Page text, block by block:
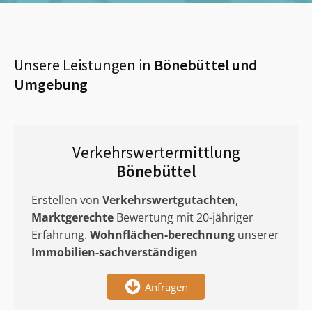
Unsere Leistungen in Bönebüttelund
Umgebung
Verkehrswertermittlung
Bönebüttel
Erstellen von Verkehrswertgutachten,
Marktgerechte Bewertung mit 20-jähriger
Erfahrung. Wohnflächen-berechnung unserer
Immobilien-sachverständigen
Anfragen